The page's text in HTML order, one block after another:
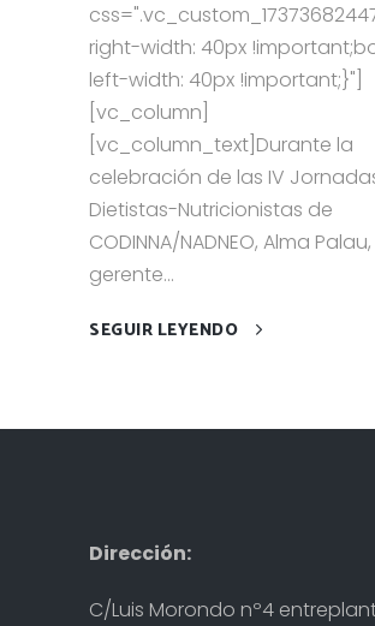
right-width: 40px
left-width: 40px !important;}"]
[vc_column]
[vc_column_text]Durante la
celebración de las IV
Dietistas-Nutricionistas de
CODINNA/NADNEO, Alma Palau,
gerente...
SEGUIR LEYENDO
Dirección:
C/Luis Morondo nº4